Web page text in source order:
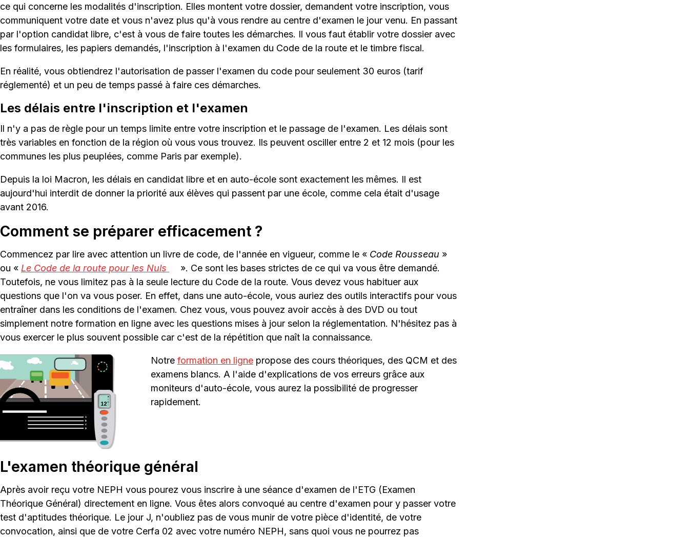
ce qui concerne les modalités d'inscription. Elles montent votre dossier, demandent votre inscription, vous
communiquent votre date et vous n'avez plus qu'à vous rendre au centre d'examen le jour venu. En passant
par l'option candidat libre, c'est à vous de faire toutes les démarches. Il vous faut établir votre dossier avec
les formulaires, les papiers demandés, l'inscription à l'examen du Code de la route et le timbre fiscal.
En réalité, vous obtiendrez l'autorisation de passer l'examen du code pour seulement 30 euros (tarif
réglementé) et un peu de temps passé à faire ces démarches.
Les délais entre l'inscription et l'examen
Il n'y a pas de règle pour un temps limite entre votre inscription et le passage de l'examen. Les délais sont
très variables en fonction de la région où vous vous trouvez. Ils peuvent osciller entre 2 et 12 mois (pour les
communes les plus peuplées, comme Paris par exemple).
Depuis la loi Macron, les délais en candidat libre et en auto-école sont exactement les mêmes. Il est
aujourd'hui interdit de donner la priorité aux élèves qui passent par une école, comme cela était d'usage
avant 2016.
Comment se préparer efficacement ?
Commencez par lire avec attention un livre de code, de l'année en vigueur, comme le « Code Rousseau »
ou « Le Code de la route pour les Nuls
». Ce sont les bases strictes de ce qui va vous être demandé.
Toutefois, ne vous limitez pas à la seule lecture du Code de la route. Vous devez vous habituer aux
questions que l'on va vous poser. En effet, dans une auto-école, vous auriez des outils interactifs pour vous
entraîner dans les conditions de l'examen. Chez vous, vous pouvez avoir accès à des DVD ou tout
simplement notre formation en ligne avec les questions mises à jour selon la réglementation. N'hésitez pas à
vous exercer le plus souvent possible car c'est de la répétition que naît la connaissance.
Notre formation en lignepropose des cours théoriques, des QCM et des
examens blancs. A l'aide d'explications de vos erreurs grâce aux
moniteurs d'auto-école, vous aurez la possibilité de progresser
rapidement.
L'examen théorique général
Après avoir reçu votre NEPH vous pourez vous inscrire à une séance d'examen de l'ETG (Examen
Théorique Général) directement en ligne. Vous êtes alors convoqué au centre d'examen pour y passer votre
test d'aptitudes théorique. Le jour J, n'oubliez pas de vous munir de votre pièce d'identité, de votre
convocation, ainsi que de votre Cerfa 02 avec votre numéro NEPH, sans quoi vous ne pourrez pas